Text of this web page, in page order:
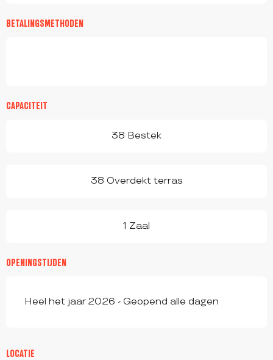
BETALINGSMETHODEN
CAPACITEIT
38 Bestek
38 Overdekt terras
1 Zaal
OPENINGSTIJDEN
Heel het jaar 2026 - Geopend alle dagen
LOCATIE